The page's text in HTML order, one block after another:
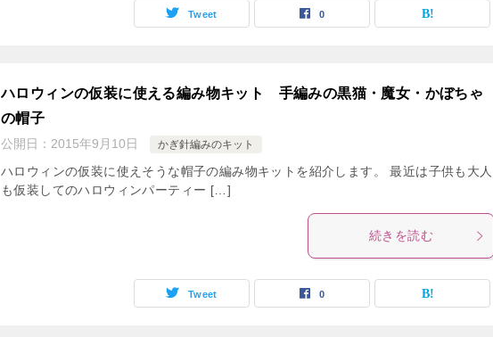
Tweet 0
ハロウィンの仮装に使える編み物キット 手編みの黒猫・魔女・かぼちゃ
の帽子
公開日： 2015年9月10日 かぎ針編みのキット
ハロウィンの仮装に使えそうな帽子の編み物キットを紹介します。 最近は子供も大人
も仮装してのハロウィンパーティー […]
続きを読む
Tweet 0